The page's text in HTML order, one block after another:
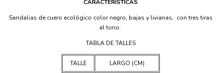
CARACTERÍSTICAS
Sandalias de cuero ecológico color negro, bajas y livianas, con tres tiras
al tono.
TABLA DE TALLES
TALLE LARGO (CM)